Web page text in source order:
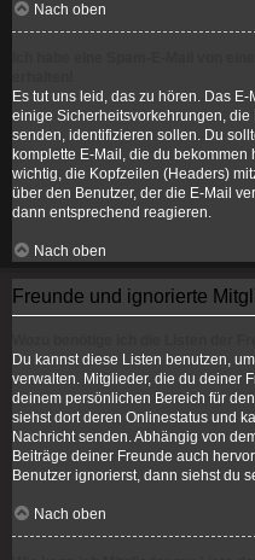
Nach oben
Es tut uns leid, das zu hören. Das
einige Sicherheitsvorkehrungen,
senden, identifizieren sollen. Du
komplette E-Mail, die du
wichtig, die Kopfzeilen (Headers)
über den Benutzer, der die E-Mail
dann entsprechend reagieren.
Nach oben
Freunde und ignorierte
Du kannst diese Listen benutzen,
verwalten. Mitglieder, die du deiner
deinem persönlichen Bereich für
siehst dort deren Onlinestatus und
Nachricht senden. Abhängig von
Beiträge deiner Freunde auch
Benutzer ignorierst, dann siehst du
Nach oben